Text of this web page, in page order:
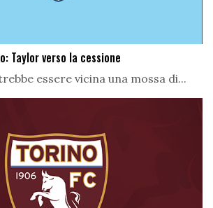
Taylor verso la cessione
essere vicina una mossa di...